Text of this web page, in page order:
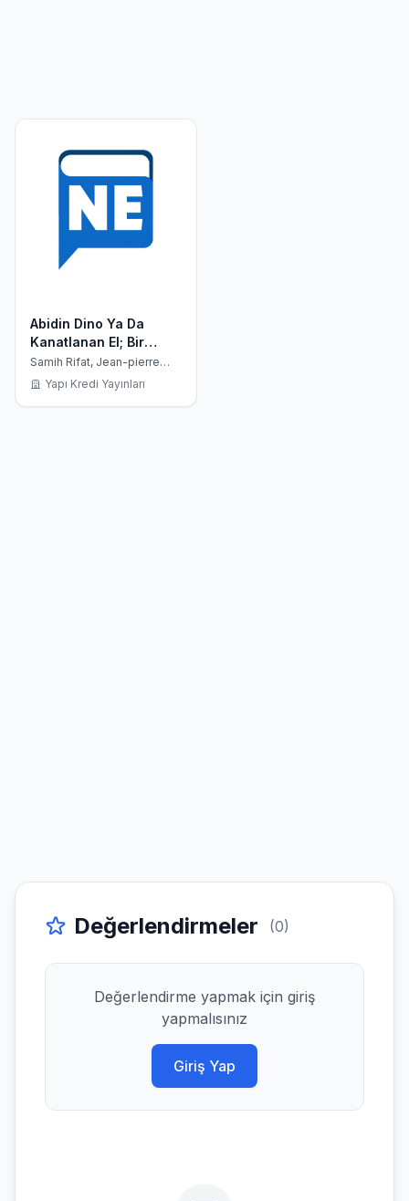
Abidin Dino Ya Da
Kanatlanan El; Bir
Yaşamöyküsü
Denemesi
Samih Rifat, Jean-pierre
Deleage
Yapı Kredi Yayınları
Değerlendirmeler (0)
Değerlendirme yapmak için giriş
yapmalısınız
Giriş Yap